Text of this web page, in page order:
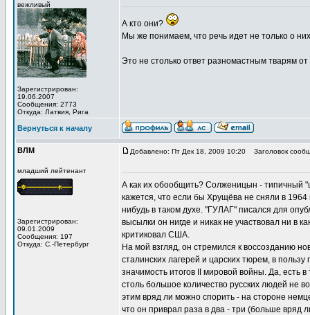
вежливый
Зарегистрирован:
19.06.2007
Сообщения: 2773
Откуда: Латвия, Рига
А кто они?
Мы же понимаем, что речь идет не только о
Это не столько ответ разномастным тварям
Вернуться к началу
ВЛМ
младший лейтенант
Зарегистрирован:
09.01.2009
Сообщения: 197
Откуда: С.-Петербург
Добавлено: Пт Дек 18, 2009 10:20 Заголовок
А как их обообщить? Солженицын - типичный
кажется, что если бы Хрущёва не сняли в
нибудь в таком духе. "ГУЛАГ" писался для
высылки он нигде и никак не участвовал ни в
критиковал США.
На мой взгляд, он стремился к воссозданию
сталинских лагерей и царских тюрем, в
значимость итогов II мировой войны. Да, есть
столь большое количество русских людей не
этим вряд ли можно спорить - на стороне
что он приврал раза в два - три (больше вряд